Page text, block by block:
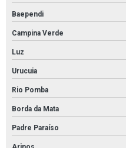
Baependi
Campina Verde
Luz
Urucuia
Rio Pomba
Borda da Mata
Padre Paraíso